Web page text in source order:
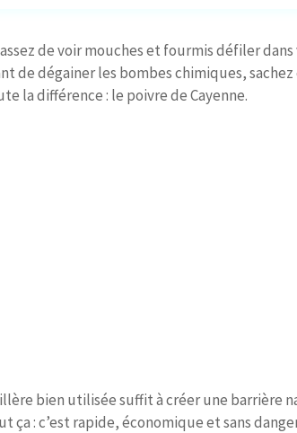
de voir mouches et fourmis défiler
de dégainer les bombes chimiques,
la différence : le poivre de Cayenne.
bien utilisée suffit à créer une barrière
ça : c’est rapide, économique et sans